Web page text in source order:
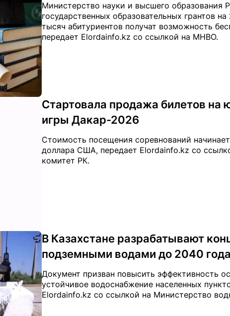
Министерство науки и высшего образования
государственных образовательных грантов
тысяч абитуриентов получат возможность
передает Elordainfo.kz со ссылкой на МНВО.
Стартовала продажа билетов
игры Дакар-2026
Стоимость посещения соревнований
доллара США, передает Elordainfo.kz со
комитет РК.
В Казахстане разрабатывают
подземными водами до 2040 года
Документ призван повысить эффективность
устойчивое водоснабжение населенных
Elordainfo.kz со ссылкой на Министерство